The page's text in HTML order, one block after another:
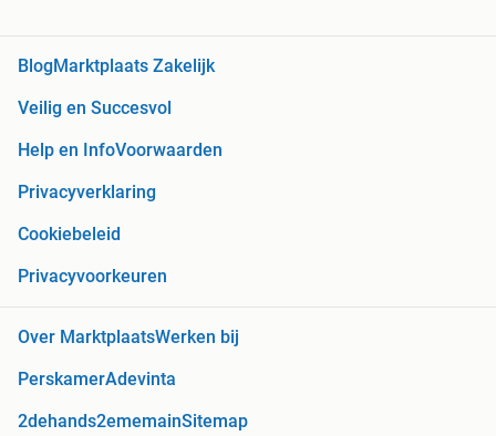
BlogMarktplaats Zakelijk
Veilig en Succesvol
Help en InfoVoorwaarden
Privacyverklaring
Cookiebeleid
Privacyvoorkeuren
Over MarktplaatsWerken bij
PerskamerAdevinta
2dehands2ememainSitemap